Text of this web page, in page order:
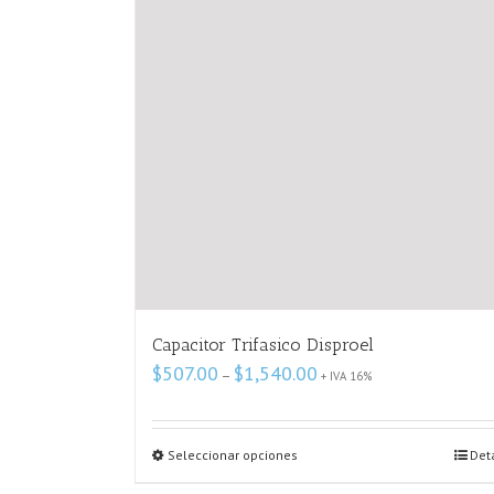
Capacitor Trifasico Disproel
$507.00 – $1,540.00 Price
through
+ IVA 16%
Seleccionar opciones